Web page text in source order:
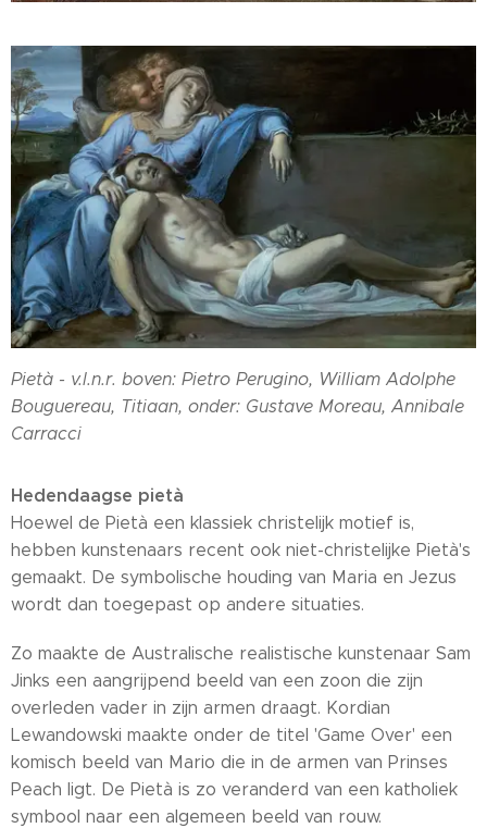
Pietà - v.l.n.r. boven: Pietro Perugino, William Adolphe
Bouguereau, Titiaan, onder: Gustave Moreau, Annibale
Carracci
Hedendaagse pietà
Hoewel de Pietà een klassiek christelijk motief is,
hebben kunstenaars recent ook niet-christelijke Pietà's
gemaakt. De symbolische houding van Maria en Jezus
wordt dan toegepast op andere situaties.
Zo maakte de Australische realistische kunstenaar Sam
Jinks een aangrijpend beeld van een zoon die zijn
overleden vader in zijn armen draagt. Kordian
Lewandowski maakte onder de titel 'Game Over' een
komisch beeld van Mario die in de armen van Prinses
Peach ligt. De Pietà is zo veranderd van een katholiek
symbool naar een algemeen beeld van rouw.